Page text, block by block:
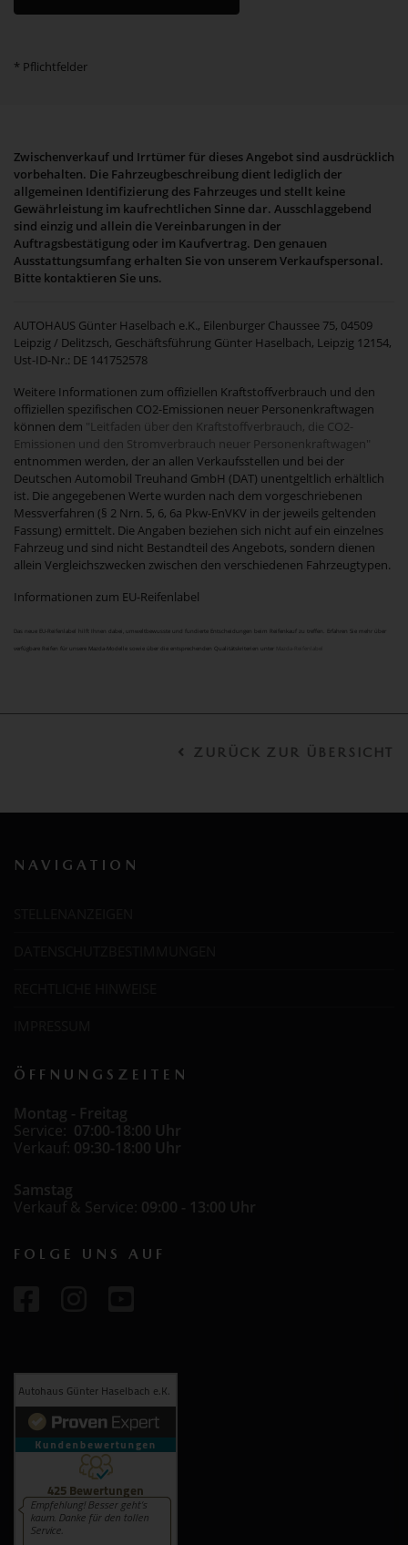
* Pflichtfelder
Zwischenverkauf und Irrtümer für dieses Angebot sind ausdrücklich
vorbehalten. Die Fahrzeugbeschreibung dient lediglich der
allgemeinen Identifizierung des Fahrzeuges und stellt keine
Gewährleistung im kaufrechtlichen Sinne dar. Ausschlaggebend
sind einzig und allein die Vereinbarungen in der
Auftragsbestätigung oder im Kaufvertrag. Den genauen
Ausstattungsumfang erhalten Sie von unserem Verkaufspersonal.
Bitte kontaktieren Sie uns.
AUTOHAUS Günter Haselbach e.K., Eilenburger Chaussee 75, 04509
Leipzig / Delitzsch, Geschäftsführung Günter Haselbach, Leipzig 12154,
Ust-ID-Nr.: DE 141752578
Weitere Informationen zum offiziellen Kraftstoffverbrauch und den
offiziellen spezifischen CO2-Emissionen neuer Personenkraftwagen
können dem "Leitfaden über den Kraftstoffverbrauch, die CO2-
Emissionen und den Stromverbrauch neuer Personenkraftwagen"
entnommen werden, der an allen Verkaufsstellen und bei der
Deutschen Automobil Treuhand GmbH (DAT) unentgeltlich erhältlich
ist. Die angegebenen Werte wurden nach dem vorgeschriebenen
Messverfahren (§ 2 Nrn. 5, 6, 6a Pkw-EnVKV in der jeweils geltenden
Fassung) ermittelt. Die Angaben beziehen sich nicht auf ein einzelnes
Fahrzeug und sind nicht Bestandteil des Angebots, sondern dienen
allein Vergleichszwecken zwischen den verschiedenen Fahrzeugtypen.
Informationen zum EU-Reifenlabel
Das neue EU-Reifenlabel hilft Ihnen dabei, umweltbewusste und fundierte Entscheidungen beim Reifenkauf zu treffen. Erfahren Sie mehr über
verfügbare Reifen für unsere Mazda-Modelle sowie über die entsprechenden Qualitätskriterien unter
ZURÜCK ZUR ÜBERSICHT
NAVIGATION
ÖFFNUNGSZEITEN
Montag - Freitag
Service: 07:00-18:00 Uhr
Verkauf: 09:30-18:00 Uhr
Samstag
Verkauf & Service: 09:00 - 13:00 Uhr
FOLGE UNS AUF